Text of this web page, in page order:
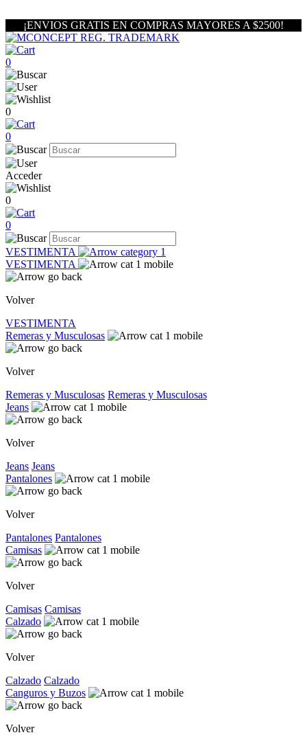
¡ENVIOS GRATIS EN COMPRAS MAYORES A $2500!
0
0
0
Acceder
0
0
VESTIMENTA
VESTIMENTA
Volver
VESTIMENTA
Remeras y Musculosas
Volver
Remeras y Musculosas Remeras y Musculosas
Jeans
Volver
Jeans Jeans
Pantalones
Volver
Pantalones Pantalones
Camisas
Volver
Camisas Camisas
Calzado
Volver
Calzado Calzado
Canguros y Buzos
Volver